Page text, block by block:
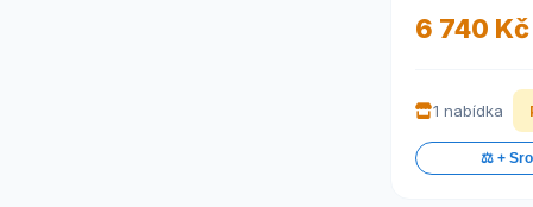
6 740 Kč
1 nabídka
⚖️ +